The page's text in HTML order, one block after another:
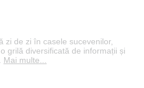
zi de zi în casele sucevenilor,
grilă diversificată de informații și
Mai multe...